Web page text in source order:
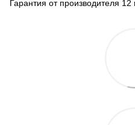
Гарантия от производителя 12